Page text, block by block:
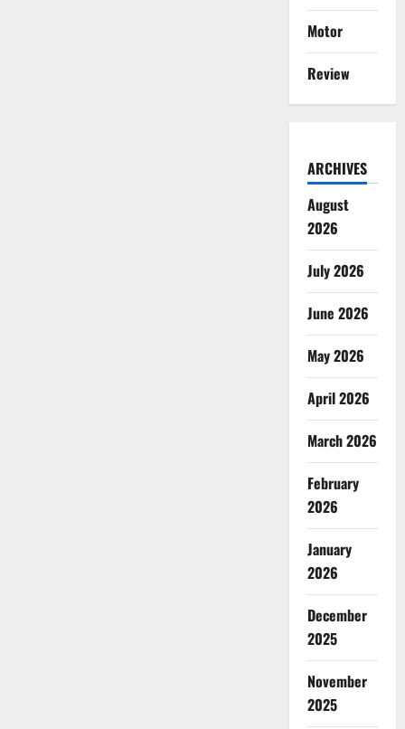
Motor
Review
ARCHIVES
August
2026
July 2026
June 2026
May 2026
April 2026
March 2026
February
2026
January
2026
December
2025
November
2025